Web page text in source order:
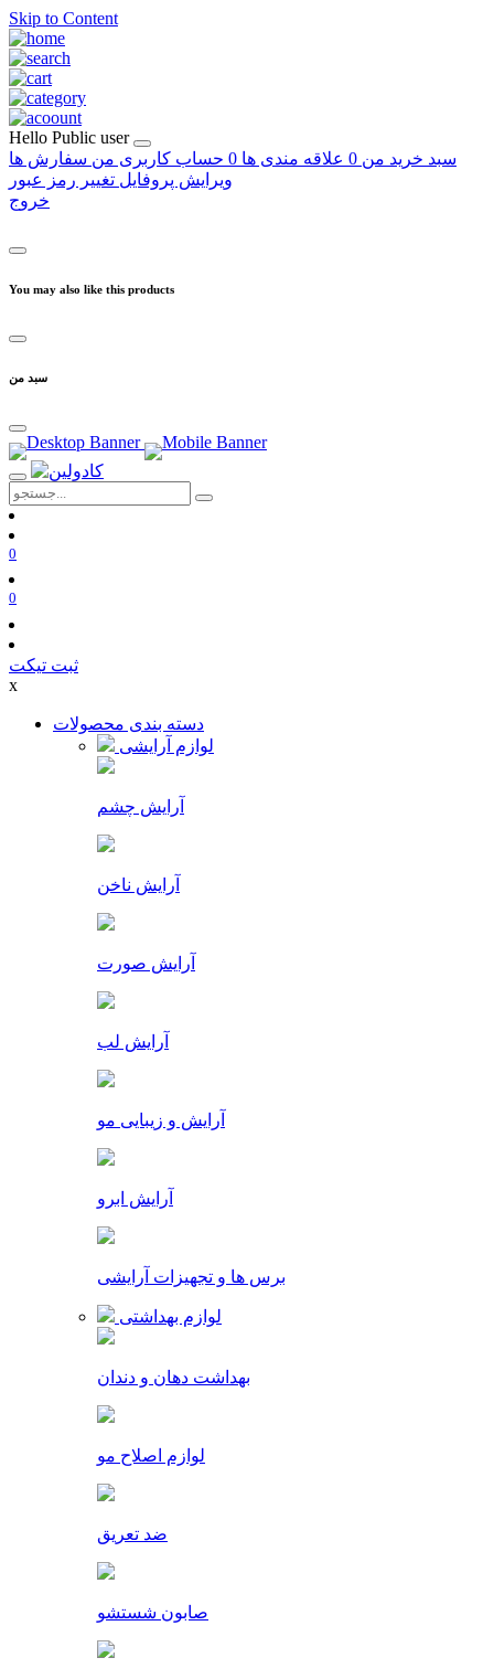
Skip to Content
Hello Public user
سبد خرید من 0 علاقه مندی ها 0 حساب کاربری من سفارش ها
ویرایش پروفایل تغییر رمز عبور
خروج
You may also like this products
سبد من
0
0
ثبت تیکت
x
دسته بندی محصولات
لوازم آرایشی
آرایش چشم
آرایش ناخن
آرایش صورت
آرایش لب
آرایش و زیبایی مو
آرایش ابرو
برس ها و تجهیزات آرایشی
لوازم بهداشتی
بهداشت دهان و دندان
لوازم اصلاح مو
ضد تعریق
صابون شستشو